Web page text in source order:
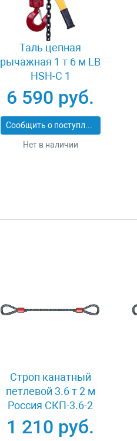
Таль цепная
рычажная 1 т 6 м LB
HSH-C 1
6 590 руб.
Сообщить о поступлении
Нет в наличии
Строп канатный
петлевой 3.6 т 2 м
Россия СКП-3.6-2
1 210 руб.